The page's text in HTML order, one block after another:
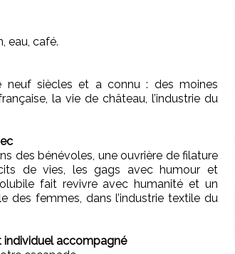
eau, café.
neuf siècles et a connu : des moines
la vie de château, l’industrie du
des bénévoles, une ouvrière de filature
de vies, les gags avec humour et
fait revivre avec humanité et un
des femmes, dans l’industrie textile du
individuel accompagné